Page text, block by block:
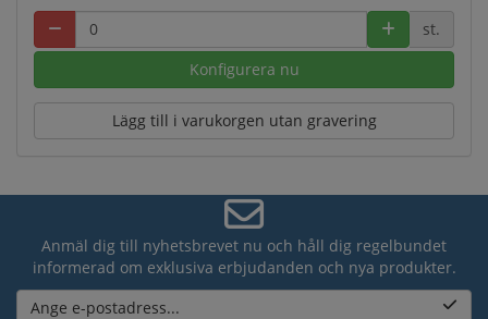
st.
Konfigurera nu
Lägg till i varukorgen utan gravering
Anmäl dig till nyhetsbrevet nu och håll dig regelbundet
informerad om exklusiva erbjudanden och nya produkter.
Ange e-postadress...